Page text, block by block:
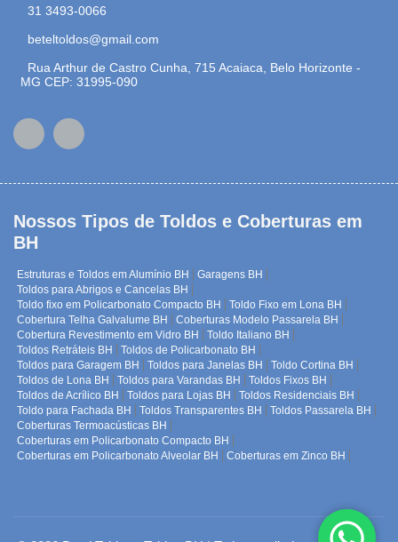
31 3493-0066
beteltoldos@gmail.com
Rua Arthur de Castro Cunha, 715 Acaiaca, Belo Horizonte -
MG CEP: 31995-090
Nossos Tipos de Toldos e Coberturas em
BH
Estruturas e Toldos em Alumínio BH
Garagens BH
Toldos para Abrigos e Cancelas BH
Toldo fixo em Policarbonato Compacto BH
Toldo Fixo em Lona BH
Cobertura Telha Galvalume BH
Coberturas Modelo Passarela BH
Cobertura Revestimento em Vidro BH
Toldo Italiano BH
Toldos Retráteis BH
Toldos de Policarbonato BH
Toldos para Garagem BH
Toldos para Janelas BH
Toldo Cortina BH
Toldos de Lona BH
Toldos para Varandas BH
Toldos Fixos BH
Toldos de Acrílico BH
Toldos para Lojas BH
Toldos Residenciais BH
Toldo para Fachada BH
Toldos Transparentes BH
Toldos Passarela BH
Coberturas Termoacústicas BH
Coberturas em Policarbonato Compacto BH
Coberturas em Policarbonato Alveolar BH
Coberturas em Zinco BH